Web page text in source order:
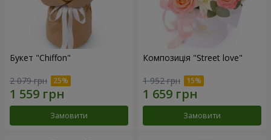
Букет "Chiffon"
2 079 грн
Замовити
Композиція "Street love"
1 952 грн
Замовити